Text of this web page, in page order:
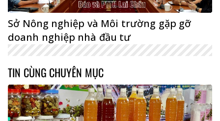
Sở Nông nghiệp và Môi trường gặp gỡ
doanh nghiệp nhà đầu tư
TIN CÙNG CHUYÊN MỤC